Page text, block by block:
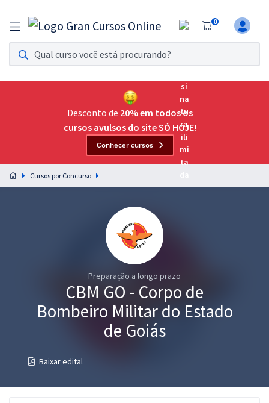
0
Assinatura Ilimitada 11
Acesso a todos os cursos. Teste grátis por 7 dias!
Assinatura OAB Até Passar
Acesso ilimitado a toda preparação para o Exame da
Preparação completa e intensiva para as principais
residências em saúde do Brasil
Graduação
Mentorias
Desconto de 20% em todos os
cursos avulsos do site SÓ HOJE!
Conhecer cursos
Cursos por Concurso
Preparação a longo prazo
CBM GO - Corpo de
Bombeiro Militar do Estado
de Goiás
Baixar edital